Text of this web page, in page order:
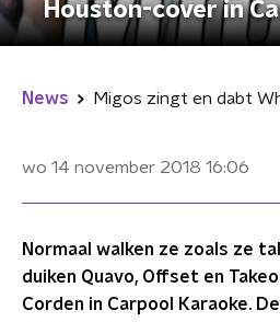
Houston-cover in
News
wo 14 november 2018 16:06
Normaal walken ze zoals ze
duiken Quavo, Offset en
Corden in Carpool Karaoke.